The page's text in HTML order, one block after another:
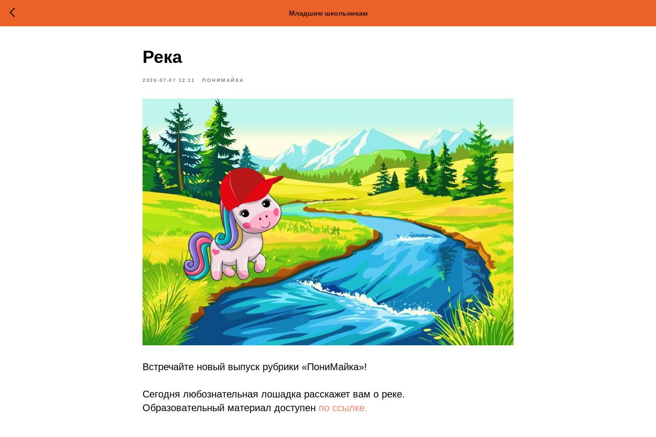
Младшим школьникам
Река
2026-07-07 12:11 ПОНИМАЙКА
Встречайте новый выпуск рубрики «ПониМайка»!
Сегодня любознательная лошадка расскажет вам о реке.
Образовательный материал доступен по ссылке.